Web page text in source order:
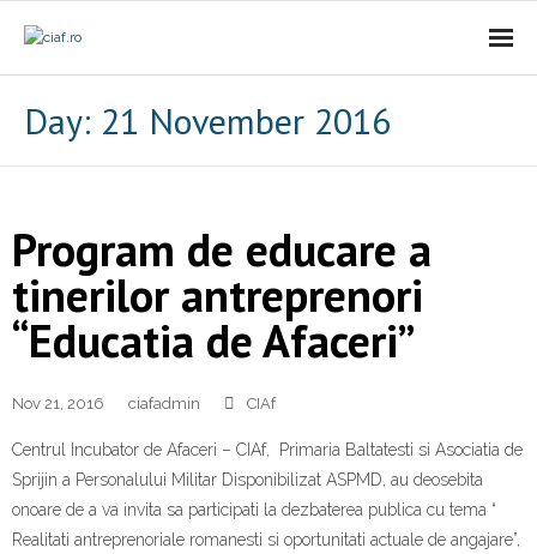
- Misiune
- Cariere
SAL
Contact
Day: 21 November 2016
Program de educare a
tinerilor antreprenori
“Educatia de Afaceri”
Nov 21, 2016 ciafadmin CIAf
Centrul Incubator de Afaceri – CIAf, Primaria Baltatesti si Asociatia de
Sprijin a Personalului Militar Disponibilizat ASPMD, au deosebita
onoare de a va invita sa participati la dezbaterea publica cu tema “
Realitati antreprenoriale romanesti si oportunitati actuale de angajare”,